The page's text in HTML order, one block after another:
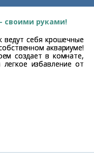
руками!
ведут себя крошечные
аквариуме!
создает в комнате,
избавление от